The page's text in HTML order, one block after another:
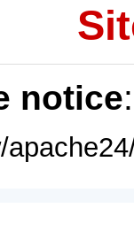
notice